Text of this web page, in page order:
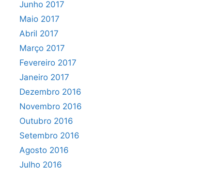
Junho 2017
Maio 2017
Abril 2017
Março 2017
Fevereiro 2017
Janeiro 2017
Dezembro 2016
Novembro 2016
Outubro 2016
Setembro 2016
Agosto 2016
Julho 2016